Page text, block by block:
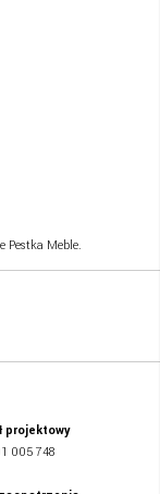
Pestka Meble.
projektowy
005 748